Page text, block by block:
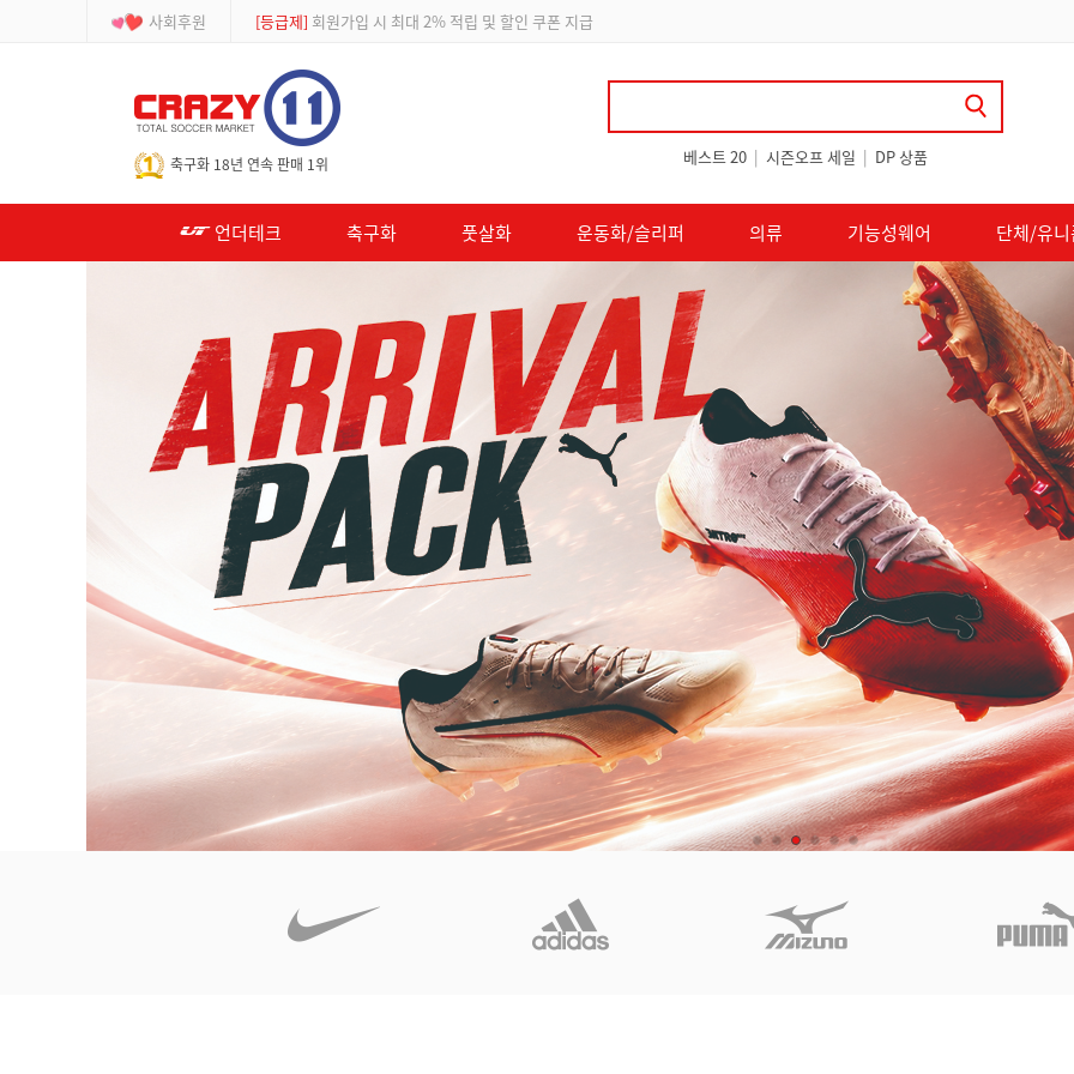
사회후원 [이벤트] APP 주문 시 적립금 500원 추가적립
축구화 18년 연속 판매 1위 베스트 20 | 시즌오프 세일 | DP 상품
언더테크 축구화 풋살화 운동화/슬리퍼 의류 기능성웨어 단체/유